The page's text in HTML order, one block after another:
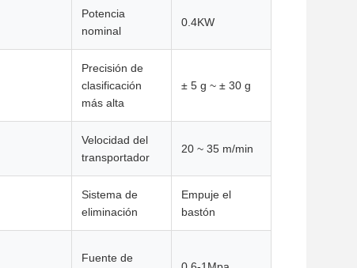
Potencia
nominal
0.4KW
Precisión de
clasificación
más alta
± 5 g ~ ± 30 g
Velocidad del
transportador
20 ~ 35 m/min
Sistema de
eliminación
Empuje el
bastón
Fuente de